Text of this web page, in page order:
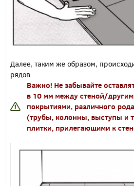
Далее, таким же образом,
рядов.
Важно! Не забывайте
в 10 мм между стеной/
покрытиями, различного
(трубы, колонны, выступы и
плитки, прилегающими к